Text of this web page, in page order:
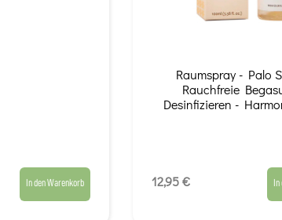
In den Warenkorb
Raumspray - Palo
Rauchfreie
Desinfizieren -
12,95 €